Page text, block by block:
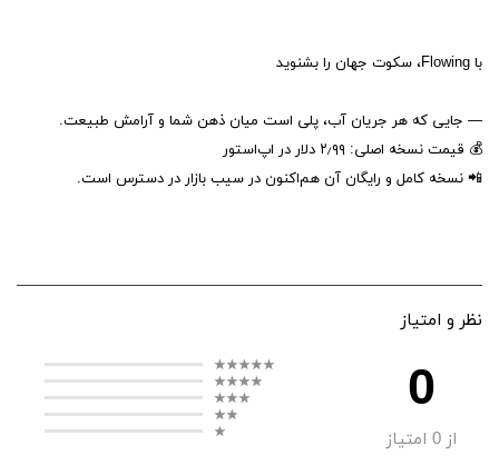
با Flowing، سکوت جهان را بشنوید
— جایی که هر جریان آب، پلی است میان ذهن شما و آرامش طبیعت.
💰 قیمت نسخه اصلی: ۲٫۹۹ دلار در اپ‌استور
📲 نسخه کامل و رایگان آن هم‌اکنون در سیب‌ بازار در دسترس است.
نظر و امتیاز
0
از0 امتیاز